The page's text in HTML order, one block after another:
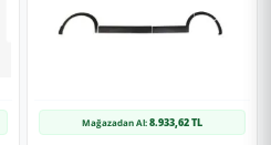
Mağazadan Al:8.933,62 TL